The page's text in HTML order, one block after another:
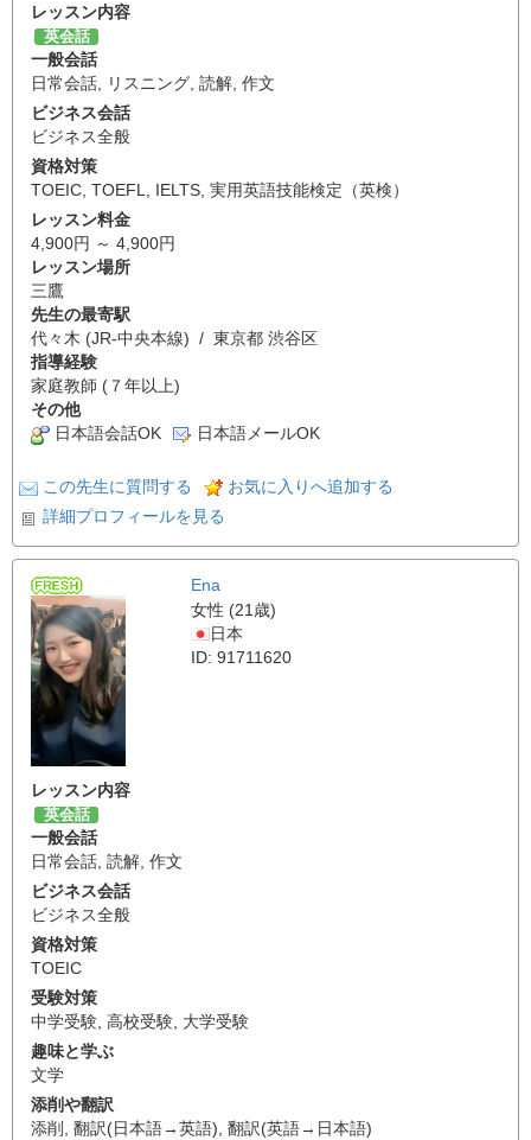
レッスン内容
英会話
一般会話
日常会話, リスニング, 読解, 作文
ビジネス会話
ビジネス全般
資格対策
TOEIC, TOEFL, IELTS, 実用英語技能検定（英検）
レッスン料金
4,900円 ～ 4,900円
レッスン場所
三鷹
先生の最寄駅
代々木 (JR-中央本線) / 東京都 渋谷区
指導経験
家庭教師 (７年以上)
その他
日本語会話OK
日本語メールOK
この先生に質問する
お気に入りへ追加する
詳細プロフィールを見る
Ena
女性 (21歳)
日本
ID: 91711620
レッスン内容
英会話
一般会話
日常会話, 読解, 作文
ビジネス会話
ビジネス全般
資格対策
TOEIC
受験対策
中学受験, 高校受験, 大学受験
趣味と学ぶ
文学
添削や翻訳
添削 , 翻訳(日本語→英語), 翻訳(英語→日本語)